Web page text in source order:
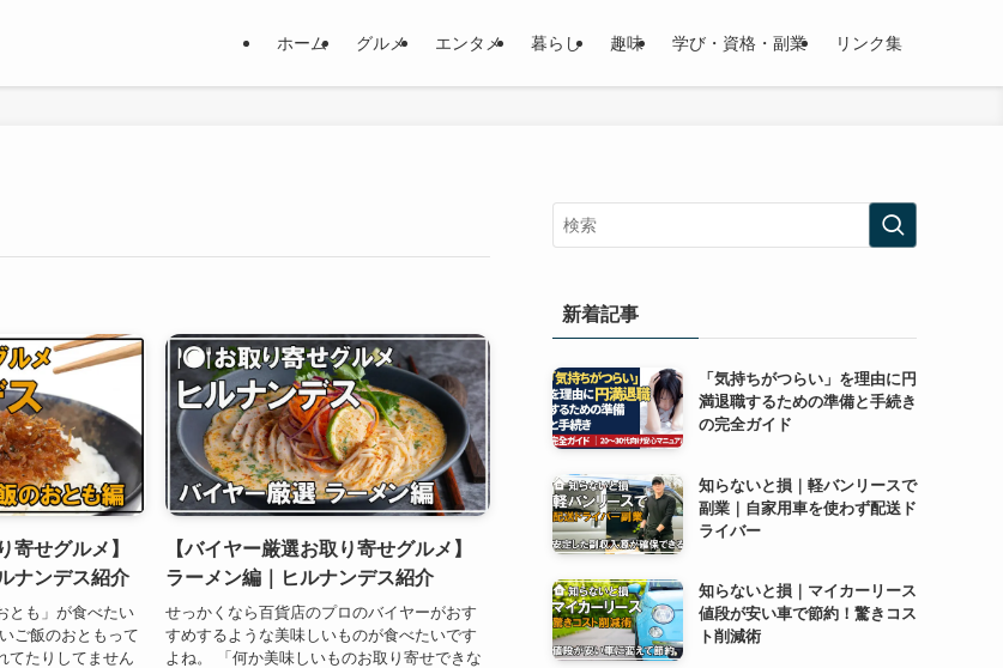
ホーム グルメ エンタメ 暮らし 趣味 学び・資格・副業 リンク集
寄せグルメ】
ナンデス紹介
とも」が食べたい
ご飯のおともって
てたりしてません
【バイヤー厳選お取り寄せグルメ】
ラーメン編｜ヒルナンデス紹介
せっかくなら百貨店のプロのバイヤーがおす
すめするような美味しいものが食べたいです
よね。 「何か美味しいものお取り寄せできな
新着記事
「気持ちがつらい」を理由に円
満退職するための準備と手続き
の完全ガイド
知らないと損｜軽バンリースで
副業｜自家用車を使わず配送ド
ライバー
知らないと損｜マイカーリース
値段が安い車で節約！驚きコス
ト削減術